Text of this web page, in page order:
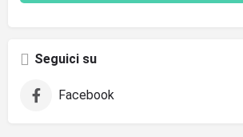
Seguici su
Facebook